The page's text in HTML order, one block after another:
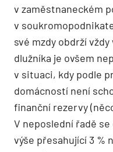
v zaměstnaneckém
v
své mzdy obdrží
dlužníka je ovšem
v situaci, kdy podle
domácností není
finanční rezervy
V neposlední řadě
výše přesahující 3 %